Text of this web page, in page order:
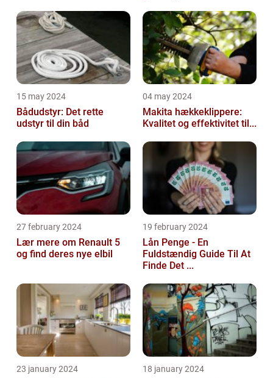
15 may 2024
Bådudstyr: Det rette
udstyr til din båd
04 may 2024
Makita hækkeklippere:
Kvalitet og effektivitet til...
27 february 2024
Lær mere om Renault 5
og find deres nye elbil
19 february 2024
Lån Penge - En
Fuldstændig Guide Til At
Finde Det ...
23 january 2024 18 january 2024